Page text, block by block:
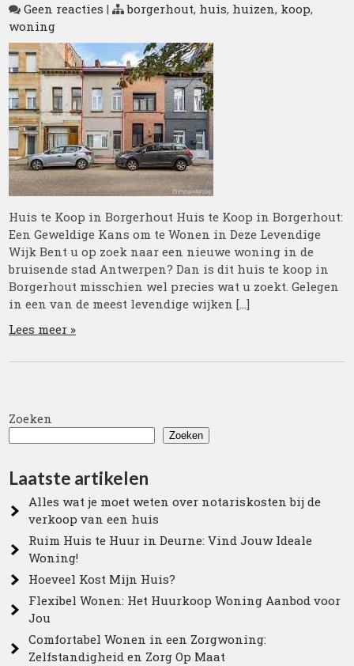
Geen reacties | borgerhout, huis, huizen, koop,
woning
Huis te Koop in Borgerhout Huis te Koop in Borgerhout:
Een Geweldige Kans om te Wonen in Deze Levendige
Wijk Bent u op zoek naar een nieuwe woning in de
bruisende stad Antwerpen? Dan is dit huis te koop in
Borgerhout misschien wel precies wat u zoekt. Gelegen
in een van de meest levendige wijken […]
Lees meer »
Zoeken
Zoeken
Laatste artikelen
Alles wat je moet weten over notariskosten bij de
verkoop van een huis
Ruim Huis te Huur in Deurne: Vind Jouw Ideale
Woning!
Hoeveel Kost Mijn Huis?
Flexibel Wonen: Het Huurkoop Woning Aanbod voor
Jou
Comfortabel Wonen in een Zorgwoning:
Zelfstandigheid en Zorg Op Maat